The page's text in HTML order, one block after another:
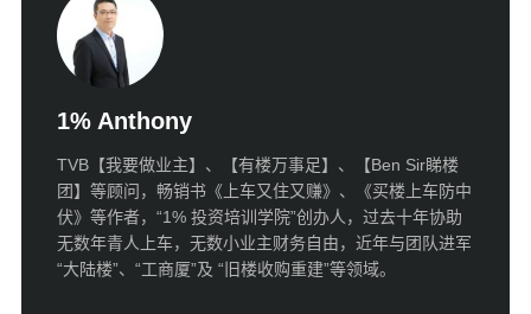
1% Anthony
TVB【我要做业主】、【有楼万事足】、【Ben Sir睇楼
团】等顾问，畅销书《上车又住又赚》、《买楼上车防中
伏》等作者，“1% 投资培训学院”创办人，过去十年协助
无数年青人上车，无数小业主财务自由，近年与团队进军
“大陆楼”、“工商厦”及 “旧楼收购重建”等领域。